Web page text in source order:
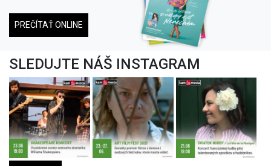
PREČÍTAŤ ONLINE
SLEDUJTE NÁŠ INSTAGRAM